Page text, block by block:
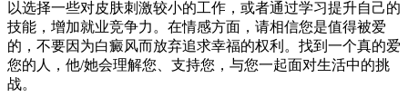
以选择一些对皮肤刺激较小的工作，或者通过学习提升自己的
技能，增加就业竞争力。在情感方面，请相信您是值得被爱
的，不要因为白癜风而放弃追求幸福的权利。找到一个真的爱
您的人，他/她会理解您、支持您，与您一起面对生活中的挑
战。